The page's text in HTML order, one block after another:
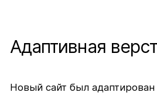
Адаптивная
Новый сайт был